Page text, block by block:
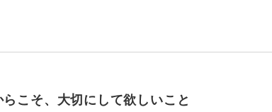
こそ、大切にして欲しいこと